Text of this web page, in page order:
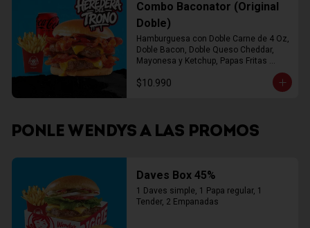
Combo Baconator (Original
Doble)
Hamburguesa con Doble Carne de 4 Oz,
Doble Bacon, Doble Queso Cheddar,
Mayonesa y Ketchup, Papas Fritas
$10.990
PONLE WENDYS A LAS PROMOS
Daves Box 45%
1 Daves simple, 1 Papa regular, 1
Tender, 2 Empanadas